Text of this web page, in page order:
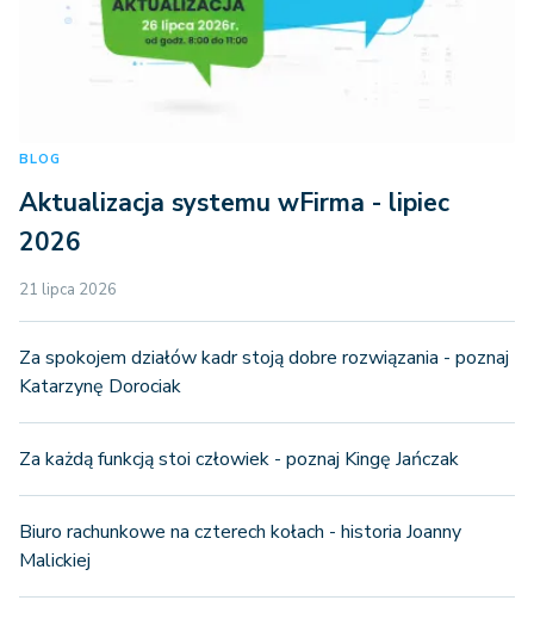
BLOG
Aktualizacja systemu wFirma - lipiec
2026
21 lipca 2026
Za spokojem działów kadr stoją dobre rozwiązania - poznaj
Katarzynę Dorociak
Za każdą funkcją stoi człowiek - poznaj Kingę Jańczak
Biuro rachunkowe na czterech kołach - historia Joanny
Malickiej